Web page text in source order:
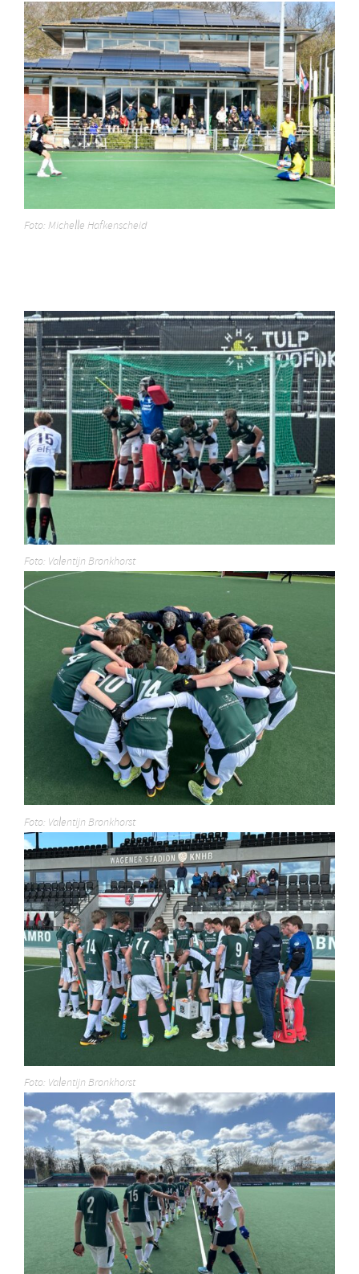
Foto: Michelle Hafkenscheid
Foto: Valentijn Bronkhorst
Foto: Valentijn Bronkhorst
Foto: Valentijn Bronkhorst